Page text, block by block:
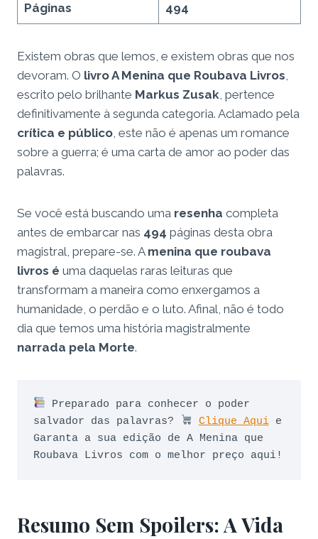
Páginas 494
Existem obras que lemos, e existem obras que nos
devoram. O livro A Menina que Roubava Livros,
escrito pelo brilhante Markus Zusak, pertence
definitivamente à segunda categoria. Aclamado pela
crítica e público, este não é apenas um romance
sobre a guerra; é uma carta de amor ao poder das
palavras.
Se você está buscando uma resenha completa
antes de embarcar nas 494 páginas desta obra
magistral, prepare-se. A menina que roubava
livros é uma daquelas raras leituras que
transformam a maneira como enxergamos a
humanidade, o perdão e o luto. Afinal, não é todo
dia que temos uma história magistralmente
narrada pela Morte.
Preparado para conhecer o poder
salvador das palavras?
Clique Aqui e
Garanta a sua edição de A Menina que
Roubava Livros com o melhor preço aqui!
Resumo Sem Spoilers: A Vida